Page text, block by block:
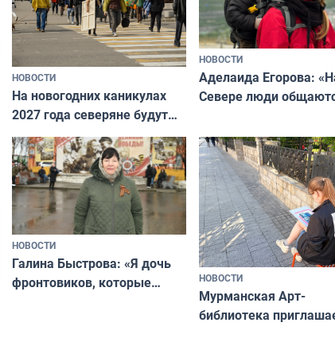
НОВОСТИ
На новогодних каникулах
2027 года северяне будут
отдыхать 11 дней
НОВОСТИ
Аделаида Егорова:
Севере люди
а потому что
ты им интересен»
НОВОСТИ
Галина Быстрова: «Я дочь
фронтовиков, которые
НОВОСТИ
Мурманская Арт-
библиотека